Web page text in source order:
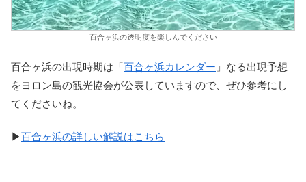
百合ヶ浜の透明度を楽しんでください
百合ヶ浜の出現時期は「百合ヶ浜カレンダー 」なる出現予想
をヨロン島の観光協会が公表していますので、ぜひ参考にし
てくださいね。
▶百合ヶ浜の詳しい解説はこちら